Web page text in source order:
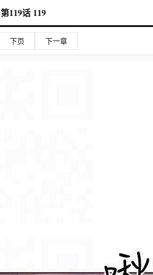
第119话 119
下页 下一章